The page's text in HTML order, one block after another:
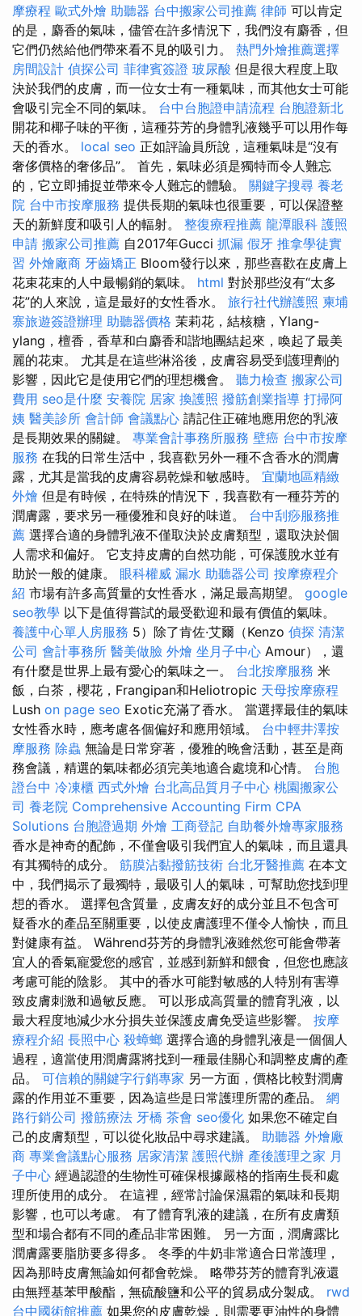
摩療程 歐式外燴 助聽器 台中搬家公司推薦 律師 可以肯定
的是，麝香的氣味，儘管在許多情況下，我們沒有麝香，但
它們仍然給他們帶來看不見的吸引力。 熱門外燴推薦選擇
房間設計 偵探公司 菲律賓簽證 玻尿酸 但是很大程度上取
決於我們的皮膚，而一位女士有一種氣味，而其他女士可能
會吸引完全不同的氣味。 台中台胞證申請流程 台胞證新北
開花和椰子味的平衡，這種芬芳的身體乳液幾乎可以用作每
天的香水。 local seo 正如評論員所說，這種氣味是“沒有
奢侈價格的奢侈品”。 首先，氣味必須是獨特而令人難忘
的，它立即捕捉並帶來令人難忘的體驗。 關鍵字搜尋 養老
院 台中市按摩服務 提供長期的氣味也很重要，可以保證整
天的新鮮度和吸引人的輻射。 整復療程推薦 龍潭眼科 護照
申請 搬家公司推薦 自2017年Gucci 抓漏 假牙 推拿學徒實
習 外燴廠商 牙齒矯正 Bloom發行以來，那些喜歡在皮膚上
花束花束的人中最暢銷的氣味。 html 對於那些沒有“太多
花”的人來說，這是最好的女性香水。 旅行社代辦護照 柬埔
寨旅遊簽證辦理 助聽器價格 茉莉花，結核糖，Ylang-
ylang，檀香，香草和白麝香和諧地團結起來，喚起了最美
麗的花束。 尤其是在這些淋浴後，皮膚容易受到護理劑的
影響，因此它是使用它們的理想機會。 聽力檢查 搬家公司
費用 seo是什麼 安養院 居家 換護照 撥筋創業指導 打掃阿
姨 醫美診所 會計師 會議點心 請記住正確地應用您的乳液
是長期效果的關鍵。 專業會計事務所服務 壁癌 台中市按摩
服務 在我的日常生活中，我喜歡另外一種不含香水的潤膚
露，尤其是當我的皮膚容易乾燥和敏感時。 宜蘭地區精緻
外燴 但是有時候，在特殊的情況下，我喜歡有一種芬芳的
潤膚露，要求另一種優雅和良好的味道。 台中刮痧服務推
薦 選擇合適的身體乳液不僅取決於皮膚類型，還取決於個
人需求和偏好。 它支持皮膚的自然功能，可保護脫水並有
助於一般的健康。 眼科權威 漏水 助聽器公司 按摩療程介
紹 市場有許多高質量的女性香水，滿足最高期望。 google
seo教學 以下是值得嘗試的最受歡迎和最有價值的氣味。
養護中心單人房服務 5）除了肯佐·艾爾（Kenzo 偵探 清潔
公司 會計事務所 醫美做臉 外燴 坐月子中心 Amour），還
有什麼是世界上最有愛心的氣味之一。 台北按摩服務 米
飯，白茶，櫻花，Frangipan和Heliotropic 天母按摩療程
Lush on page seo Exotic充滿了香水。 當選擇最佳的氣味
女性香水時，應考慮各個偏好和應用領域。 台中輕井澤按
摩服務 除蟲 無論是日常穿著，優雅的晚會活動，甚至是商
務會議，精選的氣味都必須完美地適合處境和心情。 台胞
證台中 冷凍櫃 西式外燴 台北高品質月子中心 桃園搬家公
司 養老院 Comprehensive Accounting Firm CPA
Solutions 台胞證過期 外燴 工商登記 自助餐外燴專家服務
香水是神奇的配飾，不僅會吸引我們宜人的氣味，而且還具
有其獨特的成分。 筋膜沾黏撥筋技術 台北牙醫推薦 在本文
中，我們揭示了最獨特，最吸引人的氣味，可幫助您找到理
想的香水。 選擇包含質量，皮膚友好的成分並且不包含可
疑香水的產品至關重要，以使皮膚護理不僅令人愉快，而且
對健康有益。 Während芬芳的身體乳液雖然您可能會帶著
宜人的香氣寵愛您的感官，並感到新鮮和餵食，但您也應該
考慮可能的陰影。 其中的香水可能對敏感的人特別有害導
致皮膚刺激和過敏反應。 可以形成高質量的體育乳液，以
最大程度地減少水分損失並保護皮膚免受這些影響。 按摩
療程介紹 長照中心 殺蟑螂 選擇合適的身體乳液是一個個人
過程，適當使用潤膚露將找到一種最佳關心和調整皮膚的產
品。 可信賴的關鍵字行銷專家 另一方面，價格比較對潤膚
露的作用並不重要，因為這些是日常護理所需的產品。 網
路行銷公司 撥筋療法 牙橋 茶會 seo優化 如果您不確定自
己的皮膚類型，可以從化妝品中尋求建議。 助聽器 外燴廠
商 專業會議點心服務 居家清潔 護照代辦 產後護理之家 月
子中心 經過認證的生物性可確保根據嚴格的指南生長和處
理所使用的成分。 在這裡，經常討論保濕霜的氣味和長期
影響，也可以考慮。 有了體育乳液的建議，在所有皮膚類
型和場合都有不同的產品非常困難。 另一方面，潤膚露比
潤膚露要脂肪要多得多。 冬季的牛奶非常適合日常護理，
因為那時皮膚無論如何都會乾燥。 略帶芬芳的體育乳液還
由無羥基苯甲酸酯，無硫酸鹽和公平的貿易成分製成。 rwd
台中國術館推薦 如果您的皮膚乾燥，則需要更油性的身體